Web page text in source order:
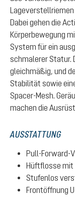
Lageverstellriemen
Dabei gehen die
Körperbewegung
System für ein
schmalerer Statur.
gleichmäßig, und
Stabilität sowie
Spacer-Mesh.
machen die
AUSSTATTUNG
Pull-Forward-
Hüftflosse mit
Stufenlos
Frontöffnung